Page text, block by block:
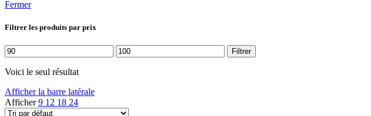
Fermer
Filtrer les produits par prix
Prix
min
Prix
max
Filtrer
Voici le seul résultat
Afficher la barre latérale
Afficher9 12 18 24